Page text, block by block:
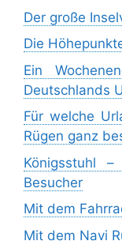
Der große
Die
Ein
Deutschlands
Für welche
Rügen ganz
Königsstuhl
Besucher
Mit dem
Mit dem Navi